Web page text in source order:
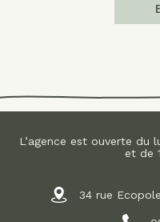
L’agence est ouverte du
et de
34 rue